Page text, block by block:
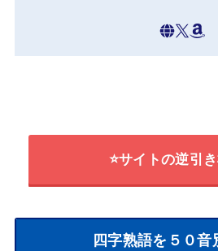
⭐サイトの逆引
四字熟語を５０音